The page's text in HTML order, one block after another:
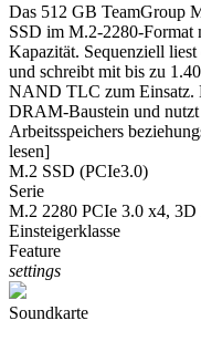
Das 512 GB TeamGroup
SSD im M.2-2280-
Kapazität. Sequenziell
und schreibt mit bis zu
NAND TLC zum Einsatz.
DRAM-Baustein und nutzt
Arbeitsspeichers
lesen]
M.2 SSD (PCIe3.0)
Serie
M.2 2280 PCIe 3.0 x4,
Einsteigerklasse
Feature
settings
Soundkarte